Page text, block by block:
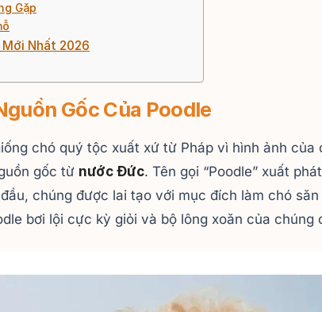
Gặp
Mới Nhất 2026
Gốc Của Poodle
chó quý tộc xuất xứ từ Pháp vì hình ảnh
gốc từ nước Đức. Tên gọi “Poodle” xuất
đầu, chúng được lai tạo với mục đích làm chó
bơi lội cực kỳ giỏi và bộ lông xoăn của